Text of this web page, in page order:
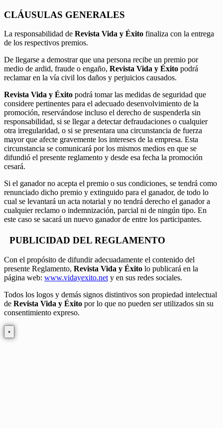
CLÁUSULAS GENERALES
La responsabilidad de Revista Vida y Éxito finaliza con la entrega
de los respectivos premios.
De llegarse a demostrar que una persona recibe un premio por
medio de ardid, fraude o engaño, Revista Vida y Éxito podrá
reclamar en la vía civil los daños y perjuicios causados.
Revista Vida y Éxito podrá tomar las medidas de seguridad que
considere pertinentes para el adecuado desenvolvimiento de la
promoción, reservándose incluso el derecho de suspenderla sin
responsabilidad, si se llegar a detectar defraudaciones o cualquier
otra irregularidad, o si se presentara una circunstancia de fuerza
mayor que afecte gravemente los intereses de la empresa. Esta
circunstancia se comunicará por los mismos medios en que se
difundió el presente reglamento y desde esa fecha la promoción
cesará.
Si el ganador no acepta el premio o sus condiciones, se tendrá como
renunciado dicho premio y extinguido para el ganador, de todo lo
cual se levantará un acta notarial y no tendrá derecho el ganador a
cualquier reclamo o indemnización, parcial ni de ningún tipo. En
este caso se sacará un nuevo ganador de entre los participantes.
PUBLICIDAD DEL REGLAMENTO
Con el propósito de difundir adecuadamente el contenido del
presente Reglamento, Revista Vida y Éxito lo publicará en la
página web: www.vidayexito.net y en sus redes sociales.
Todos los logos y demás signos distintivos son propiedad intelectual
de Revista Vida y Éxito por lo que no pueden ser utilizados sin su
consentimiento expreso.
×